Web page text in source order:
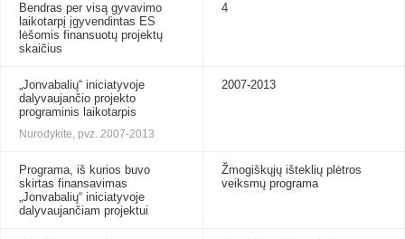
Bendras per visą gyvavimo
laikotarpį įgyvendintas ES
lėšomis finansuotų projektų
skaičius
4
„Jonvabalių“ iniciatyvoje
dalyvaujančio projekto
programinis laikotarpis
Nurodykite, pvz. 2007-2013
2007-2013
Programa, iš kurios buvo
skirtas finansavimas
„Jonvabalių“ iniciatyvoje
dalyvaujančiam projektui
Žmogiškųjų išteklių plėtros
veiksmų programa